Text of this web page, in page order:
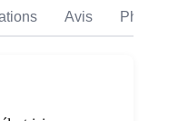
Avis Photos